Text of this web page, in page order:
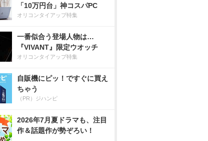
「10万円台」神コスパPC
オリコンタイアップ特集
一番似合う登場人物は…
『VIVANT』限定ウオッチ
オリコンタイアップ特集
自販機にピッ！ですぐに買え
ちゃう
（PR）ジハンピ
2026年7月夏ドラマも、注目
作＆話題作が勢ぞろい！